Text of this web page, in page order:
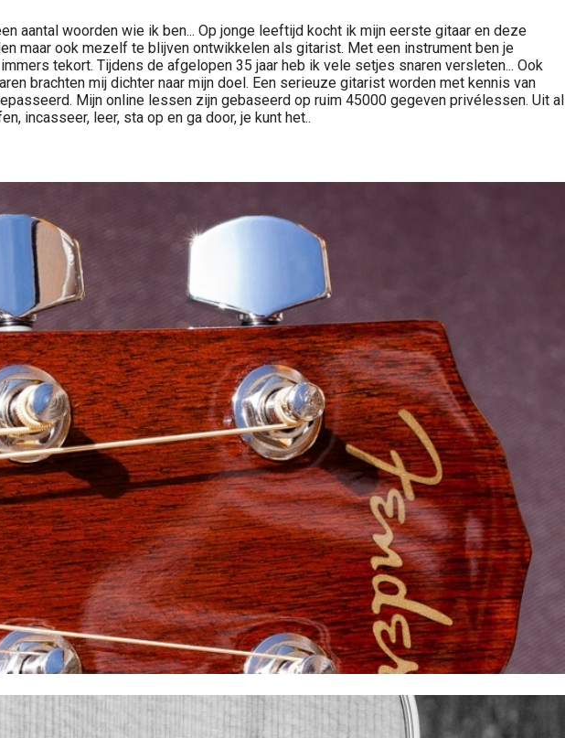
aantal woorden wie ik ben... Op jonge leeftijd kocht ik mijn eerste gitaar en deze
maar ook mezelf te blijven ontwikkelen als gitarist. Met een instrument ben je
tekort. Tijdens de afgelopen 35 jaar heb ik vele setjes snaren versleten... Ook
brachten mij dichter naar mijn doel. Een serieuze gitarist worden met kennis van
Mijn online lessen zijn gebaseerd op ruim 45000 gegeven privélessen. Uit al
incasseer, leer, sta op en ga door, je kunt het..